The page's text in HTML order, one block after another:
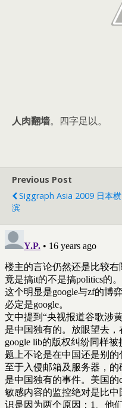
人肉翻墙。四字足以。
Previous Post
Siggraph Asia 2009 日本横
滨